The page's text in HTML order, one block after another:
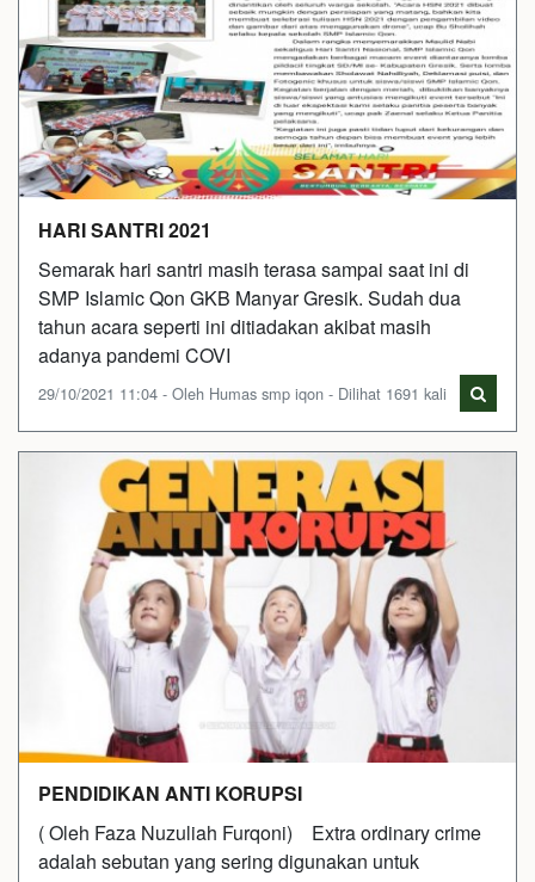
HARI SANTRI 2021
Semarak hari santri masih terasa sampai saat ini di
SMP Islamic Qon GKB Manyar Gresik. Sudah dua
tahun acara seperti ini ditiadakan akibat masih
adanya pandemi COVI
29/10/2021 11:04 - Oleh Humas smp iqon - Dilihat 1691 kali
PENDIDIKAN ANTI KORUPSI
( Oleh Faza Nuzuliah Furqoni) Extra ordinary crime
adalah sebutan yang sering digunakan untuk